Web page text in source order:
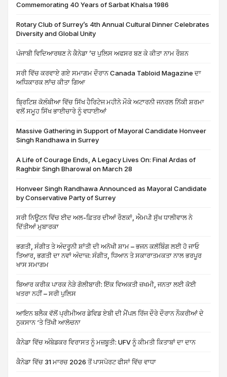
Commemorating 40 Years of Sarbat Khalsa 1986
Rotary Club of Surrey’s 4th Annual Cultural Dinner Celebrates
Diversity and Global Unity
ਪੰਜਾਬੀ ਵਿਦਿਆਰਥਣ ਨੇ ਕੈਨੇਡਾ ’ਚ ਪੁਲਿਸ ਅਫਸਰ ਬਣ ਕੇ ਕੀਤਾ ਨਾਮ ਰੌਸ਼ਨ
ਸਰੀ ਵਿੱਚ ਕਰਵਾਏ ਗਏ ਸਮਾਗਮ ਦੌਰਾਨ Canada Tabloid Magazine ਦਾ
ਅਧਿਕਾਰਕ ਲਾਂਚ ਕੀਤਾ ਗਿਆ
ਬ੍ਰਿਟਿਸ਼ ਕੋਲੰਬੀਆ ਵਿੱਚ ਸਿੱਖ ਹੈਰਿਟੇਜ ਮਹੀਨੇ ਮੌਕੇ ਅਟਾਰਨੀ ਜਨਰਲ ਨਿੱਕੀ ਸ਼ਰਮਾ
ਵਲੋਂ ਸਮੂਹ ਸਿੱਖ ਭਾਈਚਾਰੇ ਨੂੰ ਵਧਾਈਆਂ
Massive Gathering in Support of Mayoral Candidate Honveer
Singh Randhawa in Surrey
A Life of Courage Ends, A Legacy Lives On: Final Ardas of
Raghbir Singh Bharowal on March 28
Honveer Singh Randhawa Announced as Mayoral Candidate
by Conservative Party of Surrey
ਸਰੀ ਨਿਊਟਨ ਵਿੱਚ ਈਦ ਅਲ-ਫ਼ਿਤਰ ਦੀਆਂ ਰੌਣਕਾਂ, ਐਮਪੀ ਸੁੱਖ ਧਾਲੀਵਾਲ ਨੇ
ਦਿੱਤੀਆਂ ਮੁਬਾਰਕਾ
ਭਗਤੀ, ਸੰਗੀਤ ਤੇ ਅੰਦਰੂਨੀ ਸ਼ਾਂਤੀ ਦੀ ਅਨੋਖੀ ਸ਼ਾਮ – ਭਜਨ ਕਲੱਬਿੰਗ ਲਈ ਹੋ ਜਾਓ
ਤਿਆਰ, ਭਗਤੀ ਦਾ ਨਵਾਂ ਅੰਦਾਜ਼: ਸੰਗੀਤ, ਧਿਆਨ ਤੇ ਸਕਾਰਾਤਮਕਤਾ ਨਾਲ ਭਰਪੂਰ
ਖਾਸ ਸਮਾਗਮ
ਬਿਆਰ ਕਰੀਕ ਪਾਰਕ ਨੇੜੇ ਗੋਲੀਬਾਰੀ: ਇੱਕ ਵਿਅਕਤੀ ਜ਼ਖਮੀ, ਜਨਤਾ ਲਈ ਕੋਈ
ਖਤਰਾ ਨਹੀਂ – ਸਰੀ ਪੁਲਿਸ
ਆਇਨ ਬਲੈਕ ਵੱਲੋਂ ਪ੍ਰੀਮੀਅਰ ਡੇਵਿਡ ਏਬੀ ਦੀ ਮੈਂਪਲ ਰਿੱਜ ਦੌਰੇ ਦੌਰਾਨ ਨੌਕਰੀਆਂ ਦੇ
ਨੁਕਸਾਨ ‘ਤੇ ਤਿੱਖੀ ਆਲੋਚਨਾ
ਕੈਨੇਡਾ ਵਿੱਚ ਅੰਬੇਡਕਰ ਵਿਰਾਸਤ ਨੂੰ ਮਜ਼ਬੂਤੀ: UFV ਨੂੰ ਕੀਮਤੀ ਕਿਤਾਬਾਂ ਦਾ ਦਾਨ
ਕੈਨੇਡਾ ਵਿੱਚ 31 ਮਾਰਚ 2026 ਤੋਂ ਪਾਸਪੋਰਟ ਫੀਸਾਂ ਵਿੱਚ ਵਾਧਾ